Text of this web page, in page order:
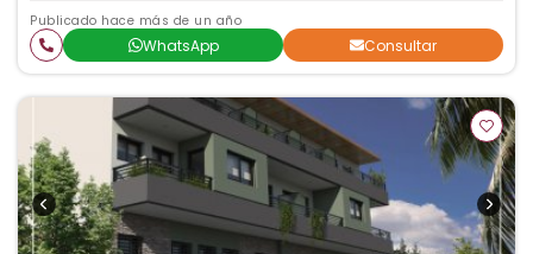
Publicado hace más de un año
WhatsApp Consultar